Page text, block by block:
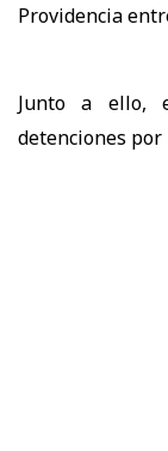
Providencia
Junto a ello,
detenciones por